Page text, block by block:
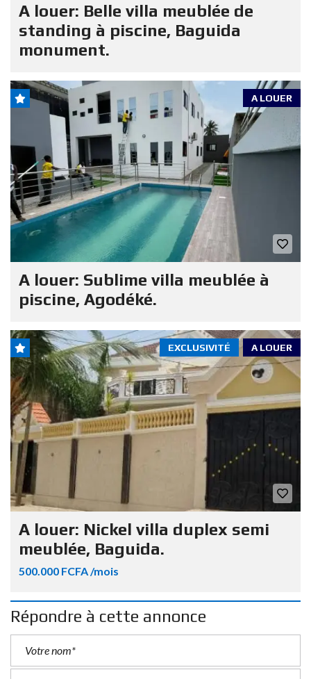
A louer: Belle villa meublée de
standing à piscine, Baguida
monument.
A LOUER
A louer: Sublime villa meublée à
piscine, Agodéké.
A LOUER
EXCLUSIVITÉ
A louer: Nickel villa duplex semi
meublée, Baguida.
500.000 FCFA /mois
Répondre à cette annonce